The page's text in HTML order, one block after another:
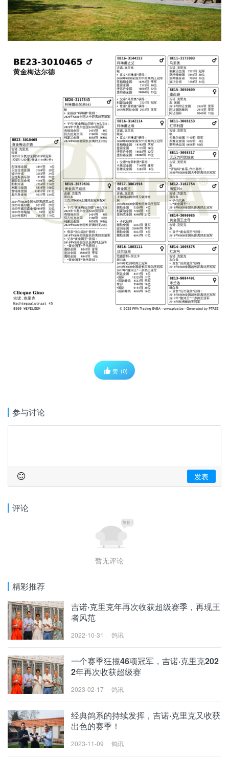
赞 (0)
参与讨论
发表
评论
暂无评论
精彩推荐
吉诺·克里克年再次
收获超级赛季，再现
王者风范
吉诺·克里克年再次收获超级赛季，再现王
者风范
2022-10-31 鸽讯
一个赛季狂揽46项冠
军，吉诺·克里克202
2年再次收获超级赛
一个赛季狂揽46项冠军，吉诺·克里克202
2年再次收获超级赛
2023-02-17 鸽讯
经典鸽系的持续发
经典鸽系的持续发挥，吉诺·克里克又收获
出色的赛季！
2023-11-09 鸽讯